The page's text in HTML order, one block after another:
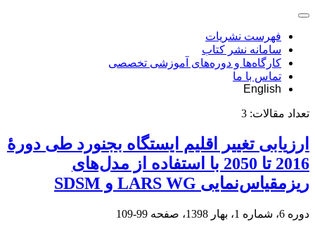
فهرست نشریات
سامانه نشر کتاب
کارگاه‌ها و دوره‌های آموزشی تخصصی
تماس با ما
English
تعداد مقالات: 3
ارزیابی تغییر اقلیم ایستگاه بجنورد طی دورۀ
2016 تا 2050 با استفاده از مدل‌های
ریزمقیاس‌نمایی LARS WG و SDSM
دوره 6، شماره 1، بهار 1398، صفحه 99-109